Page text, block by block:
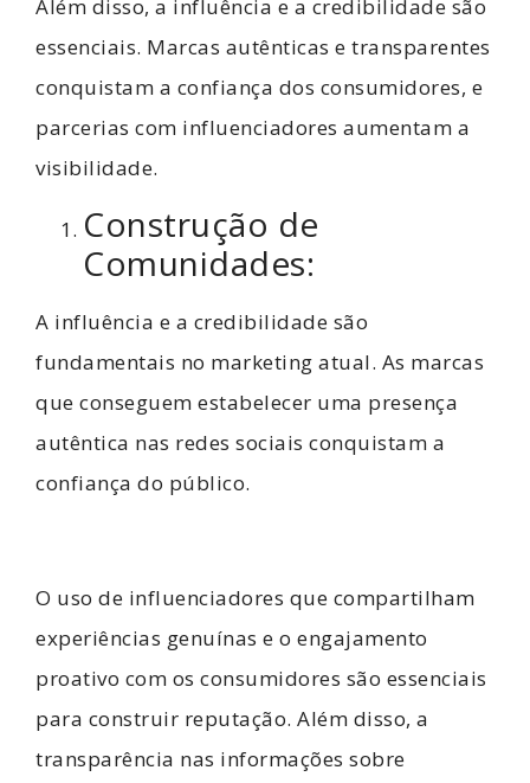
Além disso, a influência e a credibilidade são
essenciais. Marcas autênticas e transparentes
conquistam a confiança dos consumidores, e
parcerias com influenciadores aumentam a
visibilidade.
Construção de
Comunidades:
A influência e a credibilidade são
fundamentais no marketing atual. As marcas
que conseguem estabelecer uma presença
autêntica nas redes sociais conquistam a
confiança do público.
O uso de influenciadores que compartilham
experiências genuínas e o engajamento
proativo com os consumidores são essenciais
para construir reputação. Além disso, a
transparência nas informações sobre